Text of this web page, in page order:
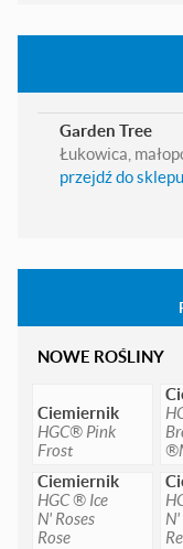
Garden Tree
Łukowica,
przejdź do sklepu
NOWE ROŚLINY
Ciemiernik
HGC® Pink
Frost
Ciemiernik
HGC ® Ice
N' Roses
Rose
N'